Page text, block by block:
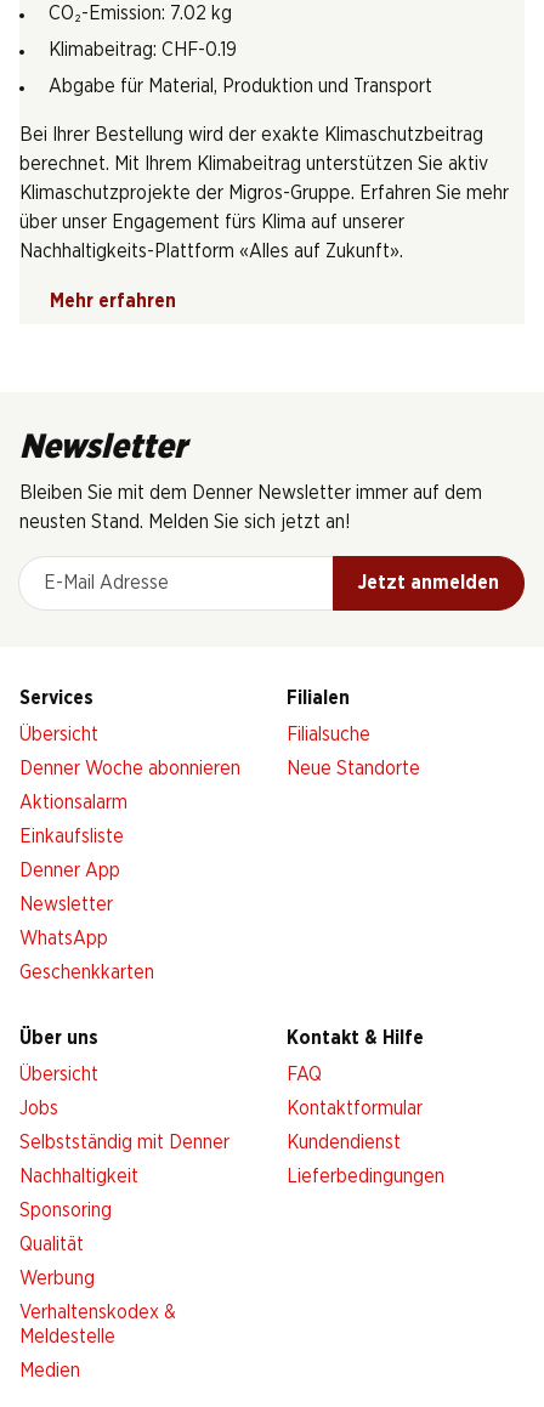
CO₂-Emission: 7.02 kg
Klimabeitrag: CHF-0.19
Abgabe für Material, Produktion und Transport
Bei Ihrer Bestellung wird der exakte Klimaschutzbeitrag
berechnet. Mit Ihrem Klimabeitrag unterstützen Sie aktiv
Klimaschutzprojekte der Migros-Gruppe. Erfahren Sie mehr
über unser Engagement fürs Klima auf unserer
Nachhaltigkeits-Plattform «Alles auf Zukunft».
Mehr erfahren
Newsletter
Bleiben Sie mit dem Denner Newsletter immer auf dem
neusten Stand. Melden Sie sich jetzt an!
E-Mail Adresse
Jetzt anmelden
Services
Übersicht
Denner Woche abonnieren
Aktionsalarm
Einkaufsliste
Denner App
Newsletter
WhatsApp
Geschenkkarten
Filialen
Filialsuche
Neue Standorte
Über uns
Übersicht
Jobs
Selbstständig mit Denner
Nachhaltigkeit
Sponsoring
Qualität
Werbung
Verhaltenskodex &
Meldestelle
Medien
Kontakt & Hilfe
FAQ
Kontaktformular
Kundendienst
Lieferbedingungen